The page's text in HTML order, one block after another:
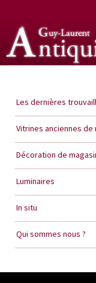
Les dernières
Vitrines anciennes de
Décoration de
Luminaires
In situ
Qui sommes nous ?